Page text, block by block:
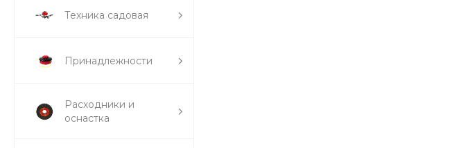
Техника садовая
Принадлежности
Расходники и
оснастка